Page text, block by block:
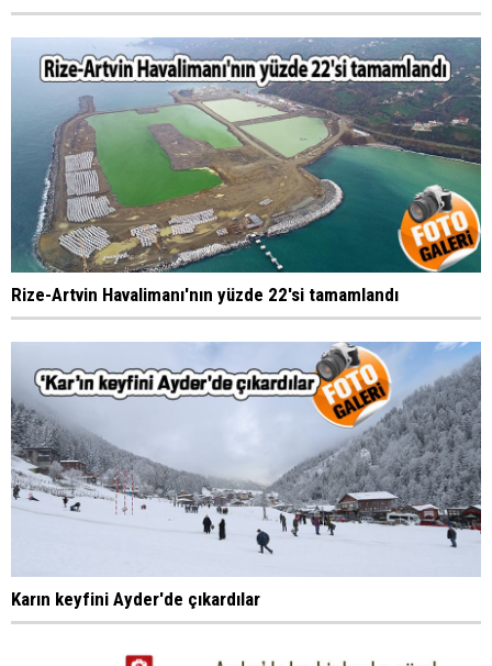
Rize-Artvin Havalimanı'nın yüzde 22'si tamamlandı
Karın keyfini Ayder'de çıkardılar